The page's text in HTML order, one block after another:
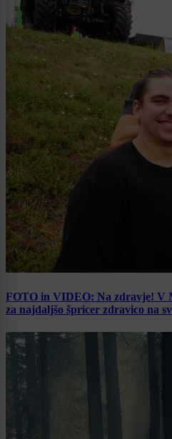
FOTO in VIDEO: Na zdravje! V
za najdaljšo špricer zdravico na